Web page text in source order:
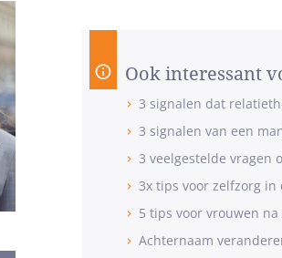
Ook interessant
3 signalen dat
3 signalen van een
3 veelgestelde vragen
3x tips voor zelfzorg
5 tips voor vrouwen
Achternaam